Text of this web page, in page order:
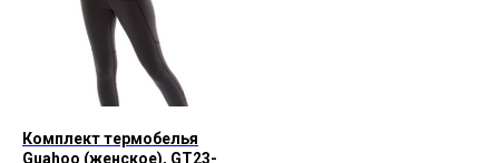
Комплект термобелья
Guahoo (женское), GT23-